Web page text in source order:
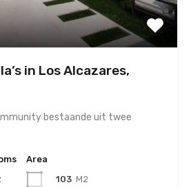
in Los Alcazares,
bestaande uit twee
Area
103 M2